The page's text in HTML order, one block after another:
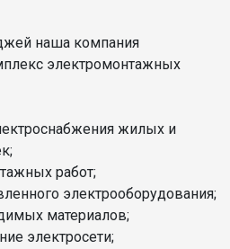
наша компания
электромонтажных
жилых и
работ;
электрооборудования;
материалов;
электросети;